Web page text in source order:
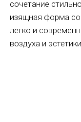
сочетание
изящная форма со
легко и
воздуха и